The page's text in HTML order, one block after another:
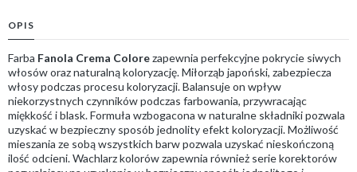
OPIS
Farba Fanola Crema Colorezapewnia perfekcyjne pokrycie siwych
włosów oraz naturalną koloryzację. Miłorząb japoński, zabezpiecza
włosy podczas procesu koloryzacji. Balansuje on wpływ
niekorzystnych czynników podczas farbowania, przywracając
miękkość i blask. Formuła wzbogacona w naturalne składniki pozwala
uzyskać w bezpieczny sposób jednolity efekt koloryzacji. Możliwość
mieszania ze sobą wszystkich barw pozwala uzyskać nieskończoną
ilość odcieni. Wachlarz kolorów zapewnia również serie korektorów